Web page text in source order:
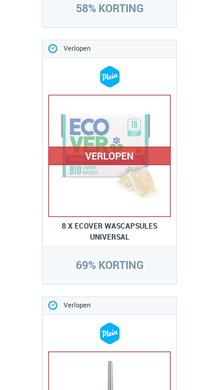
58% KORTING
Verlopen
8 X ECOVER WASCAPSULES
UNIVERSAL
69% KORTING
Verlopen